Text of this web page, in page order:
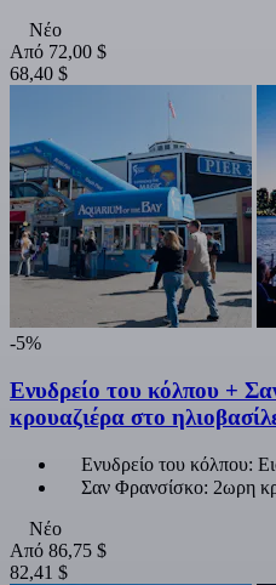
Νέο
Από 72,00 $
68,40 $
-5%
Ενυδρείο του κόλπου +
κρουαζιέρα στο
Ενυδρείο του κόλπου:
Σαν Φρανσίσκο: 2ωρη
Νέο
Από 86,75 $
82,41 $